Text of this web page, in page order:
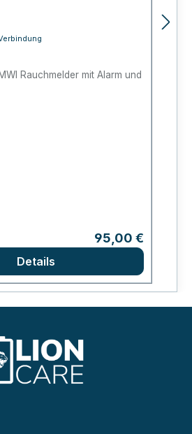
Rauchmelder mit Alarm und
Regulärer Preis:
95,00 €
Details